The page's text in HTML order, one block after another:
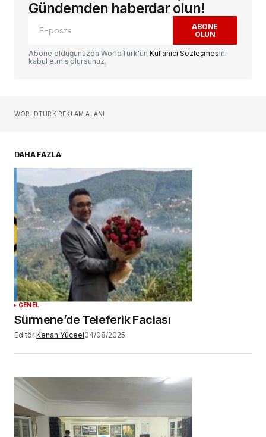
alanlar*ile işaretlenmişlerdir
Yorum
Sizin adınız*
Daha sonraki yorumlarımda kullanılması için
adım, e-posta adresim ve site adresim bu
tarayıcıya kaydedilsin.
YORUM GÖNDER
Gündemden haberdar olun!
ABONE
OLUN
Abone olduğunuzda WorldTürk'ün Kullanıcı Sözleşmesini
kabul etmiş olursunuz.
WORLDTURK REKLAM ALANI
DAHA FAZLA
GENEL
Sürmene’de Teleferik Faciası
Editör Kenan Yüceel04/08/2025